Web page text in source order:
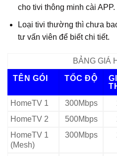
cho tivi thông minh cài APP.
Loại tivi thường thì chưa
tư vấn viên để biết chi tiết.
BẢNG GIÁ
TÊN GÓI TỐC ĐỘ
HomeTV 1
300Mbps
HomeTV 2
500Mbps
HomeTV 1
(Mesh)
300Mbps